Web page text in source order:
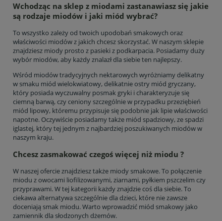
Wchodząc na sklep z miodami zastanawiasz się jakie
są rodzaje miodów i jaki miód wybrać?
To wszystko zależy od twoich upodobań smakowych oraz
właściwości miodów z jakich chcesz skorzystać. W naszym sklepie
znajdziesz miody prosto z pasieki z podkarpacia. Posiadamy duży
wybór miodów, aby każdy znalazł dla siebie ten najlepszy.
Wśród miodów tradycyjnych nektarowych wyróżniamy delikatny
w smaku miód wielokwiatowy, delikatnie ostry miód gryczany,
który posiada wyczuwalny posmak gryki i charakteryzuje się
ciemną barwą, czy ceniony szczególnie w przypadku przeziębień
miód lipowy, któremu przypisuje się podobnie jak lipie właściwości
napotne. Oczywiście posiadamy także miód spadziowy, ze spadzi
iglastej, który tej jednym z najbardziej poszukiwanych miodów w
naszym kraju.
Chcesz zasmakować czegoś więcej niż miodu ?
W naszej ofercie znajdziesz także miody smakowe. To połączenie
miodu z owocami liofilizowanymi, ziarnami, pyłkiem pszczelim czy
przyprawami. W tej kategorii każdy znajdzie coś dla siebie. To
ciekawa alternatywa szczególnie dla dzieci, które nie zawsze
doceniają smak miodu. Warto wprowadzić miód smakowy jako
zamiennik dla słodzonych dżemów.